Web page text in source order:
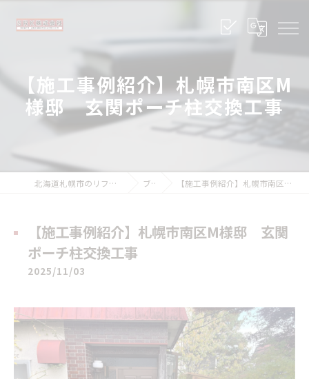
【施工事例紹介】札幌市南区M
様邸 玄関ポーチ柱交換工事
北海道札幌市のリフォームならSRK株式会社 ブログ 【施工事例紹介】札幌市南区M様邸 玄関ポーチ柱交換工事
【施工事例紹介】札幌市南区M様邸 玄関
ポーチ柱交換工事
2025/11/03